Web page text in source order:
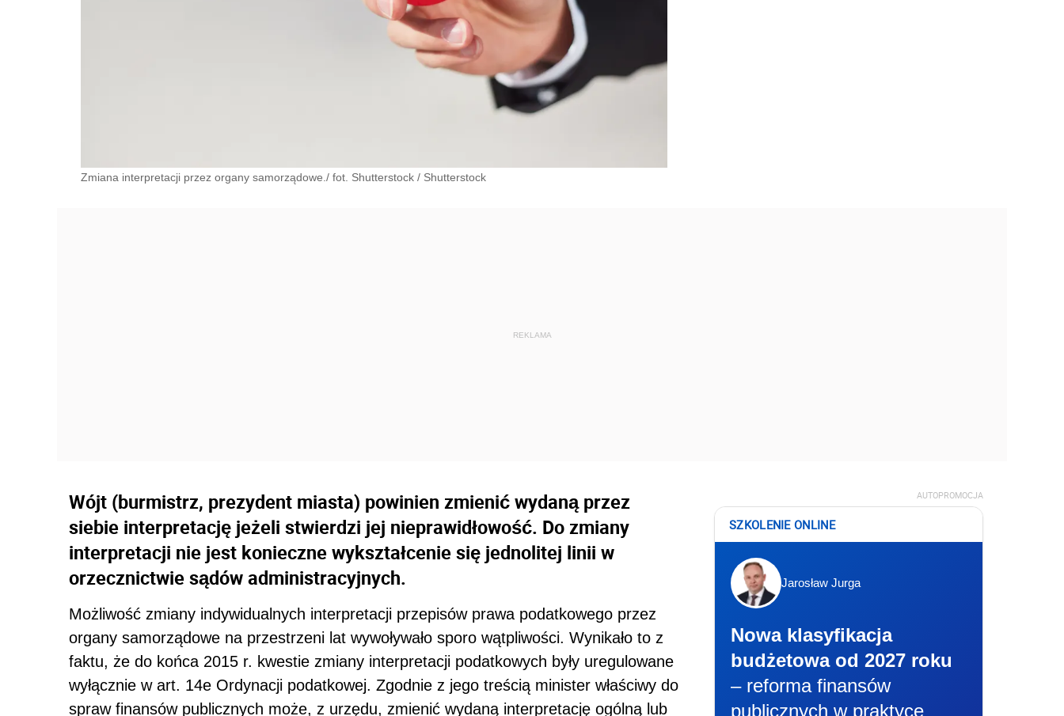
Zmiana interpretacji przez organy samorządowe./ fot. Shutterstock / Shutterstock
Wójt (burmistrz, prezydent miasta) powinien zmienić wydaną przez
siebie interpretację jeżeli stwierdzi jej nieprawidłowość. Do zmiany
interpretacji nie jest konieczne wykształcenie się jednolitej linii w
orzecznictwie sądów administracyjnych.
Możliwość zmiany indywidualnych interpretacji przepisów prawa podatkowego przez
organy samorządowe na przestrzeni lat wywoływało sporo wątpliwości. Wynikało to z
faktu, że do końca 2015 r. kwestie zmiany interpretacji podatkowych były uregulowane
wyłącznie w art. 14e Ordynacji podatkowej. Zgodnie z jego treścią minister właściwy do
spraw finansów publicznych może, z urzędu, zmienić wydaną interpretację ogólną lub
AUTOPROMOCJA
SZKOLENIE ONLINE
Jarosław Jurga
Nowa klasyfikacja
budżetowa od 2027 roku
– reforma finansów
publicznych w praktyce